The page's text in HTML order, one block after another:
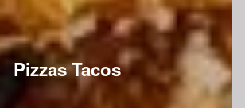
Pizzas Tacos